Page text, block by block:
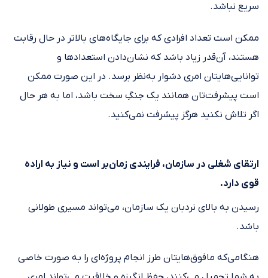
سریع نباشد.
ممکن است تعداد افرادی که برای جایگاه‌های بالاتر در حال رقابت
هستند، آن‌قدر زیاد باشد که نشان‌دادن استعدادها و
توانایی‌هایتان امری دشوار به‌نظر برسد. در این صورت ممکن
است پیشرفت‌تان همانند یک جنگِ سخت باشد، اما به هر حال
اگر تلاش نکنید هرگز پیشرفت نمی‌کنید.
ارتقای شغلی در سازمان، فرایندی زمان‌بر است و نیاز به اراده
قوی دارد.
رسیدن به بالای نردبان یک سازمان، می‌تواند مسیری طولانی
باشد.
هنگامی‌که مافوق‌هایتان طرز انجام پروژه‌ای را به صورت خاصی